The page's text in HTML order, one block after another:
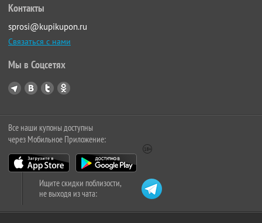
Контакты
sprosi@kupikupon.ru
Связаться с нами
Мы в Соцсетях
Все наши купоны доступны
через Мобильное Приложение:
Ищите скидки поблизости,
не выходя из чата: